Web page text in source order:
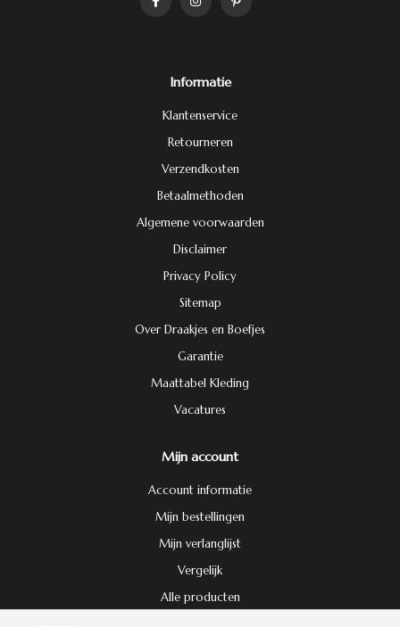
Informatie
Klantenservice
Retourneren
Verzendkosten
Betaalmethoden
Algemene voorwaarden
Disclaimer
Privacy Policy
Sitemap
Over Draakjes en Boefjes
Garantie
Maattabel Kleding
Vacatures
Mijn account
Account informatie
Mijn bestellingen
Mijn verlanglijst
Vergelijk
Alle producten